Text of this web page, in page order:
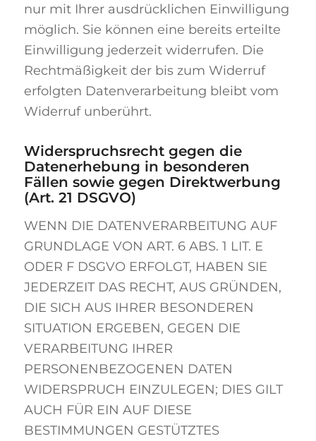
nur mit Ihrer ausdrücklichen Einwilligung
möglich. Sie können eine bereits erteilte
Einwilligung jederzeit widerrufen. Die
Rechtmäßigkeit der bis zum Widerruf
erfolgten Datenverarbeitung bleibt vom
Widerruf unberührt.
Widerspruchsrecht gegen die
Datenerhebung in besonderen
Fällen sowie gegen Direktwerbung
(Art. 21 DSGVO)
WENN DIE DATENVERARBEITUNG AUF
GRUNDLAGE VON ART. 6 ABS. 1 LIT. E
ODER F DSGVO ERFOLGT, HABEN SIE
JEDERZEIT DAS RECHT, AUS GRÜNDEN,
DIE SICH AUS IHRER BESONDEREN
SITUATION ERGEBEN, GEGEN DIE
VERARBEITUNG IHRER
PERSONENBEZOGENEN DATEN
WIDERSPRUCH EINZULEGEN; DIES GILT
AUCH FÜR EIN AUF DIESE
BESTIMMUNGEN GESTÜTZTES